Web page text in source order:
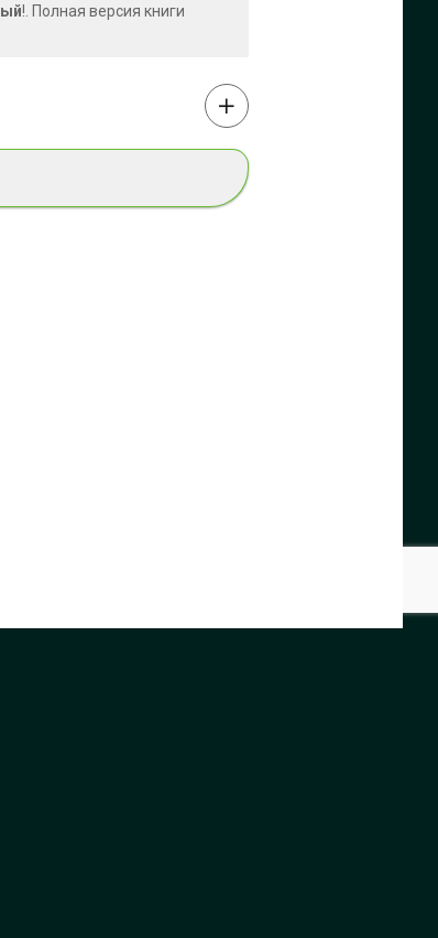
!. Полная версия книги